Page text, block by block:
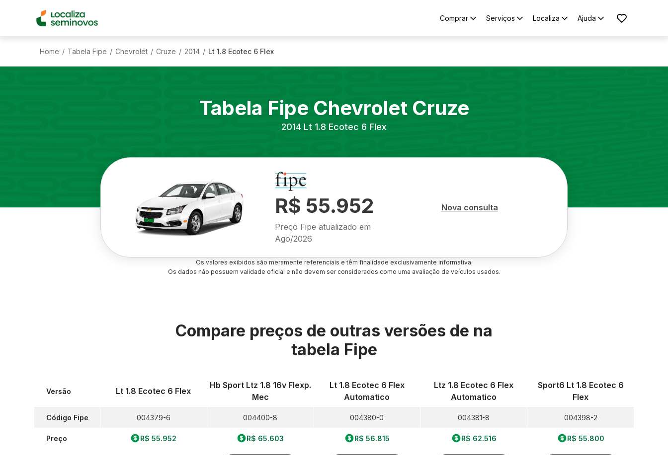
Comprar Serviços Localiza Ajuda
Home / Tabela Fipe / Chevrolet / Cruze / 2014 / Lt 1.8 Ecotec 6 Flex
Tabela Fipe Chevrolet Cruze
2014 Lt 1.8 Ecotec 6 Flex
R$ 55.952
Preço Fipe atualizado em
Ago/2026
Nova consulta
Os valores exibidos são meramente referenciais e têm finalidade exclusivamente informativa.
Os dados não possuem validade oficial e não devem ser considerados como uma avaliação de veículos usados.
Compare preços de outras versões de na
tabela Fipe
Versão
Código Fipe
Preço
Lt 1.8 Ecotec 6 Flex
004379-6
R$ 55.952
Hb Sport Ltz 1.8 16v Flexp.
Mec
004400-8
R$ 65.603
Lt 1.8 Ecotec 6 Flex
Automatico
004380-0
R$ 56.815
Ltz 1.8 Ecotec 6 Flex
Automatico
004381-8
R$ 62.516
Sport6 Lt 1.8 Ecotec 6
Flex
004398-2
R$ 55.800